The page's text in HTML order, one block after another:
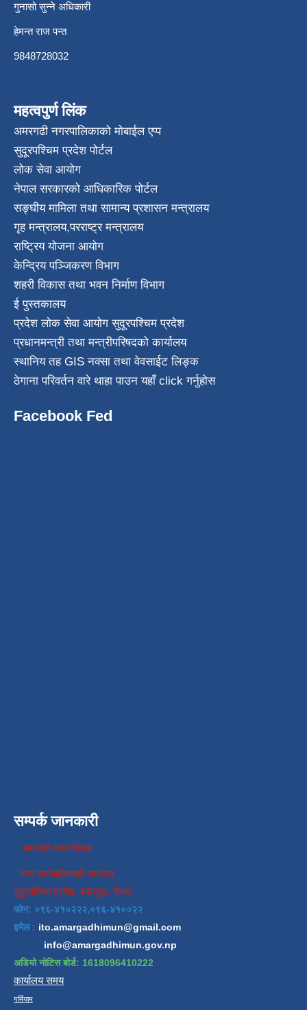
गुनासो सुन्ने अधिकारी
हेमन्त राज पन्त
9848728032
महत्वपुर्ण लिंक
अमरगढी नगरपालिकाको मोबाईल एप्प
सुदूरपश्चिम प्रदेश पोर्टल
लोक सेवा आयोग
नेपाल सरकारको आधिकारिक पोर्टल
सङ्घीय मामिला तथा सामान्य प्रशासन मन्त्रालय
गृह मन्त्रालय,परराष्ट्र मन्त्रालय
राष्ट्रिय योजना आयोग
केन्द्रिय पञ्जिकरण विभाग
शहरी विकास तथा भवन निर्माण विभाग
ई पुस्तकालय
प्रदेश लोक सेवा आयोग सुदूरपश्चिम प्रदेश
प्रधानमन्त्री तथा मन्त्रीपरिषदको कार्यालय
स्थानिय तह GIS नक्सा तथा वेवसाईट लिङ्क
ठेगाना परिवर्तन वारे थाहा पाउन यहाँ click गर्नुहोस
Facebook Fed
सम्पर्क जानकारी
अमरगढी नगरपालिका
नगर कार्यपालिकाको कार्यालय
सुदुरपश्चिम प्रदेश, डडेल्धुरा, नेपाल
फोन: ०९६-४१०२२२,०९६-४१००२२
इमेल : ito.amargadhimun@gmail.com
info@amargadhimun.gov.np
अडियो नोटिस बोर्ड: 1618096410222
कार्यालय समय
गर्मियाम